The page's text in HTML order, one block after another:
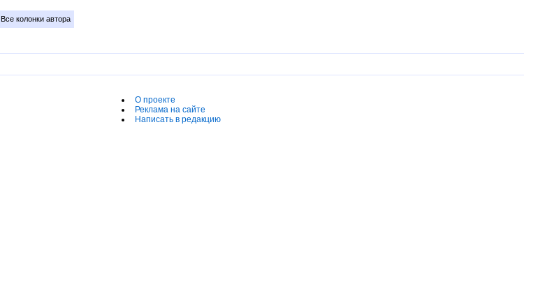
Все колонки автора
О проекте
Реклама на сайте
Написать в редакцию